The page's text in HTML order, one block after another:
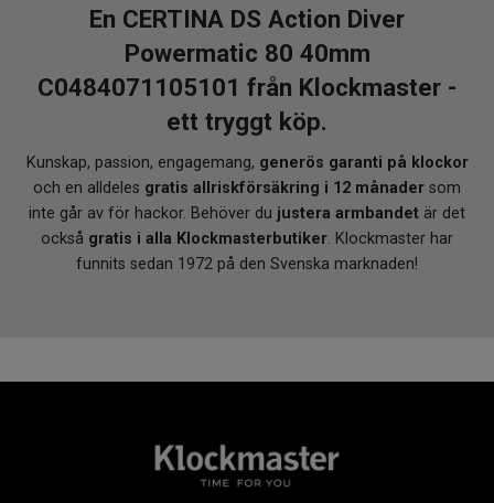
En CERTINA DS Action Diver
Powermatic 80 40mm
C0484071105101 från Klockmaster -
ett tryggt köp.
Kunskap, passion, engagemang, generös garanti på klockor
och en alldeles gratis allriskförsäkring i 12 månader som
inte går av för hackor. Behöver du justera armbandet är det
också gratis i alla Klockmasterbutiker. Klockmaster har
funnits sedan 1972 på den Svenska marknaden!